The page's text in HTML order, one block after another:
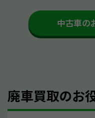
付金をお客様に返還
をする際には、自動
かを確認するように
人気の車種は廃車の
中古車の
廃車買取のお